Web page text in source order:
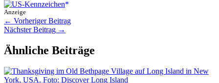
Anzeige
← Vorheriger Beitrag
Nächster Beitrag →
Ähnliche Beiträge